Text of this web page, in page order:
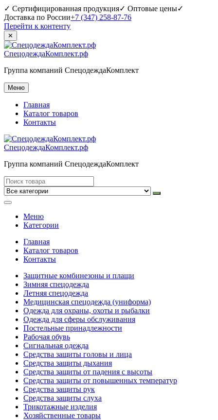
✓ Сертифицированная продукция✓ Оптовые цены✓
Доставка по России+7 (347) 258-87-76
Перейти к контенту
✕
СпецодеждаКомплект.рф
Группа компаний СпецодеждаКомплект
Меню
Главная
Каталог товаров
Контакты
СпецодеждаКомплект.рф
Группа компаний СпецодеждаКомплект
Меню
Категории
Главная
Каталог товаров
Контакты
Защитные комбинезоны и плащи
Зимняя спецодежда
Летняя спецодежда
Медицинская спецодежда (униформа)
Одежда для охраны, охоты и рыбалки
Одежда для сферы обслуживания
Постельные принадлежности
Рабочая обувь
Сигнальная одежда
Средства защиты головы и лица
Средства защиты дыхания
Средства защиты от падения с высоты
Средства защиты от повышенных температур
Средства защиты рук
Средства защиты слуха
Трикотажные изделия
Хозяйственные товары